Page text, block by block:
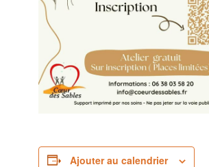
Ajouter au calendrier